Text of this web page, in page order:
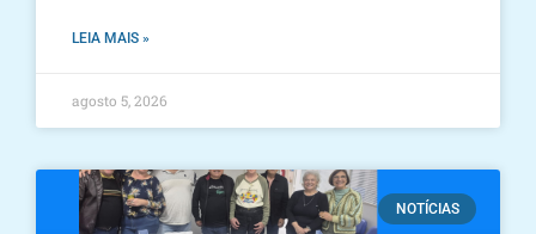
LEIA MAIS »
agosto 5, 2026
NOTÍCIAS